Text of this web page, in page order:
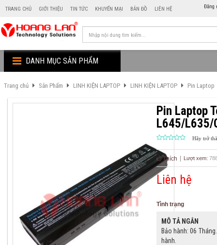
TRANG CHỦ GIỚI THIỆU TIN TỨC KHUYẾN MẠI BẢN ĐỒ LIÊN HỆ Đăng
DANH MỤC SẢN PHẨM
Trang chủ Sản Phẩm LINH KIỆN LAPTOP LINH KIỆN LAPTOP Pin Laptop
Pin Laptop
L645/
Hãy trở
Thích Lượt xem:
Liên hệ
Tình trạng
MÔ TẢ NGẮN
Bảo hành: 06
hành.